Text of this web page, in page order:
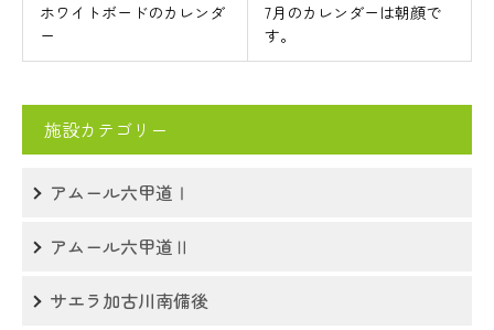
ホワイトボードのカレンダ
ー
7月のカレンダーは朝顔で
す。
施設カテゴリー
アムール六甲道Ⅰ
アムール六甲道Ⅱ
サエラ加古川南備後